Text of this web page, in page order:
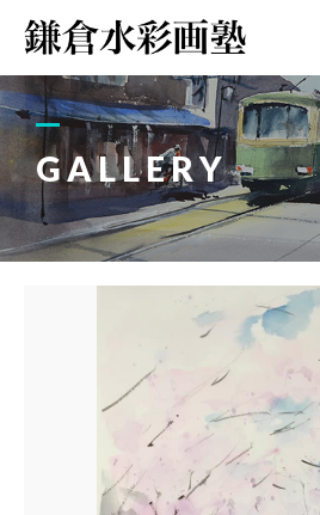
GALLERY
ABOUT
画塾紹介・
アクセス
LESSON
教室案内
作品集
PROFILE
塾長紹介
BLOG
画塾ブログ